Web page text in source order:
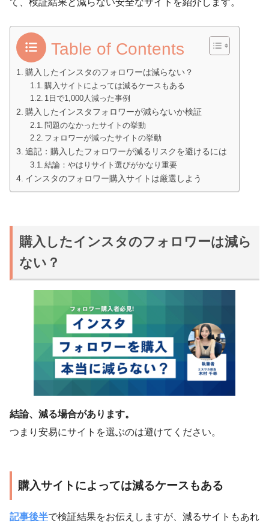
Table of Contents
購入したインスタのフォロワーは減らない？
購入サイトによっては減るケースもある
1日で1,000人減った事例
購入したインスタフォロワーが減らないか検証
問題のなかったサイトの挙動
フォロワーが減ったサイトの挙動
追記：購入したフォロワーが減るリスクを避けるには
結論：やはりサイト選びがかなり重要
インスタのフォロワー購入サイトは厳選しよう
購入したインスタのフォロワーは減ら
ない？
結論、減る場合があります。
つまり安易にサイトを選ぶのは避けてください。
購入サイトによっては減るケースもある
記事後半で検証結果をお伝えしますが、減るサイトもあれ